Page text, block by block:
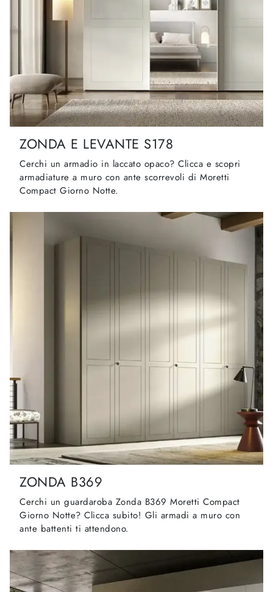
ZONDA E LEVANTE S178
Cerchi un armadio in laccato opaco? Clicca e scopri
armadiature a muro con ante scorrevoli di Moretti
Compact Giorno Notte.
ZONDA B369
Cerchi un guardaroba Zonda B369 Moretti Compact
Giorno Notte? Clicca subito! Gli armadi a muro con
ante battenti ti attendono.